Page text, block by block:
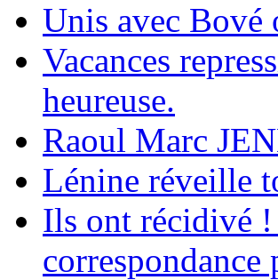
Unis avec Bové
Vacances
heureuse.
Raoul Marc
Lénine réveille
Ils ont récidivé !
correspondance